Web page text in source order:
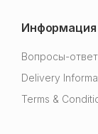
Информация
Вопросы-
Delivery
Terms &